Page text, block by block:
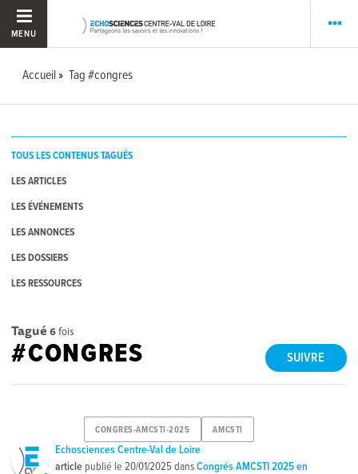
MENU
Accueil Tag #congres
TOUS LES CONTENUS TAGUÉS
LES ARTICLES
LES ÉVÉNEMENTS
LES ANNONCES
LES DOSSIERS
LES RESSOURCES
Tagué 6fois
SUIVRE
#CONGRES
CONGRES-AMCSTI-2025 AMCSTI
Echosciences Centre-Val de Loire
article publié le20/01/2025dansCongrés AMCSTI 2025 en